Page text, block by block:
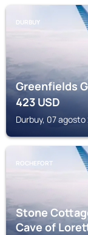
DURBUY
Greenfields
423USD
Durbuy, 07
ROCHEFORT
Stone
Cave of